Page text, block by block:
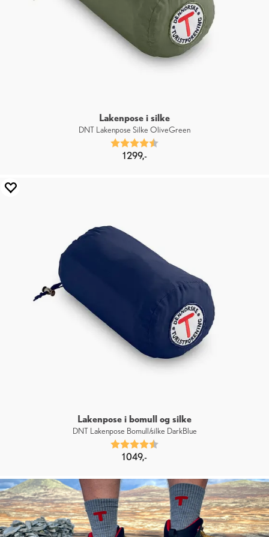
Lakenpose i silke
DNT Lakenpose Silke OliveGreen
Karakter:
1 299,-
Lakenpose i bomull og silke
DNT Lakenpose Bomull/silke DarkBlue
Karakter:
1 049,-